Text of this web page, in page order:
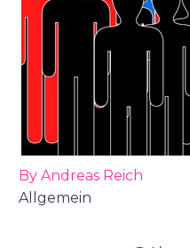
By Andreas Reich
Allgemein